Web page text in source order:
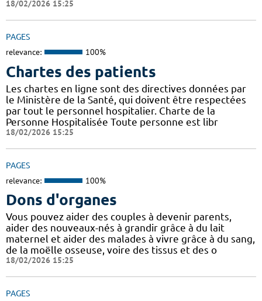
18/02/2026 15:25
PAGES
relevance: 100%
Chartes des patients
Les chartes en ligne sont des directives données par
le Ministère de la Santé, qui doivent être respectées
par tout le personnel hospitalier. Charte de la
Personne Hospitalisée Toute personne est libr
18/02/2026 15:25
PAGES
relevance: 100%
Dons d'organes
Vous pouvez aider des couples à devenir parents,
aider des nouveaux-nés à grandir grâce à du lait
maternel et aider des malades à vivre grâce à du sang,
de la moëlle osseuse, voire des tissus et des o
18/02/2026 15:25
PAGES